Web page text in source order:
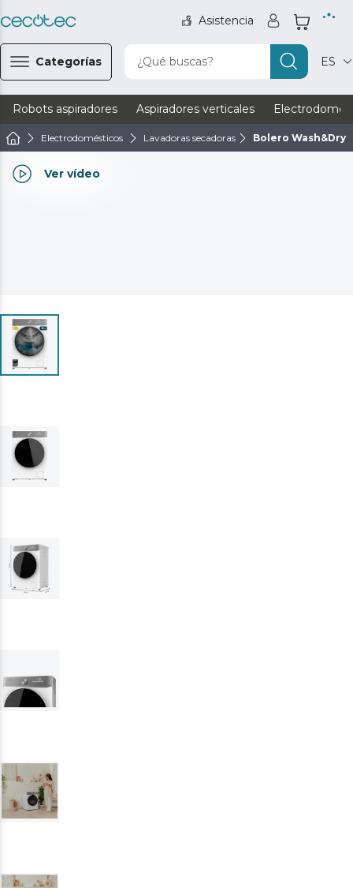
Asistencia
Categorías ¿Qué buscas? ES
Robots aspiradores Aspiradores verticales
Electrodomésticos Lavadoras secadoras Bolero Wash&Dry
Ver vídeo